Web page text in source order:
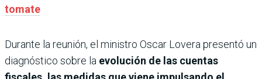
tomate
Durante la reunión, el ministro Oscar Lovera presentó un
diagnóstico sobre la evolución de las cuentas